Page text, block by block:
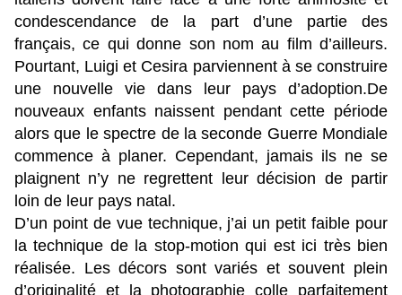
condescendance de la part d’une partie des
français, ce qui donne son nom au film d’ailleurs.
Pourtant, Luigi et Cesira parviennent à se construire
une nouvelle vie dans leur pays d’adoption.De
nouveaux enfants naissent pendant cette période
alors que le spectre de la seconde Guerre Mondiale
commence à planer. Cependant, jamais ils ne se
plaignent n’y ne regrettent leur décision de partir
loin de leur pays natal.
D’un point de vue technique, j’ai un petit faible pour
la technique de la stop-motion qui est ici très bien
réalisée. Les décors sont variés et souvent plein
d’originalité et la photographie colle parfaitement